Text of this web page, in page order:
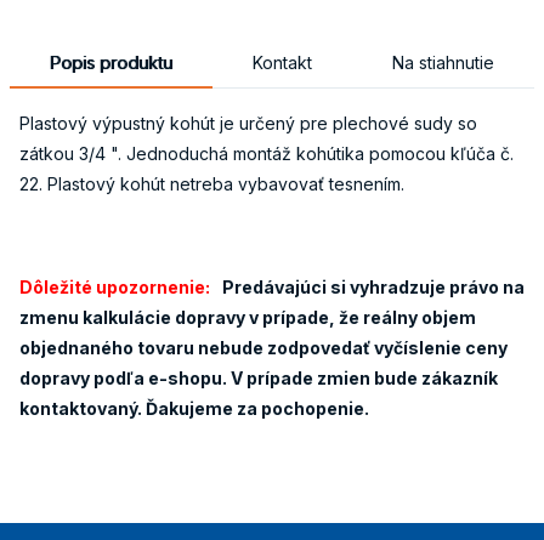
Popis produktu Kontakt Na stiahnutie
Plastový výpustný kohút je určený pre plechové sudy so
zátkou 3/4 ". Jednoduchá montáž kohútika pomocou kľúča č.
22. Plastový kohút netreba vybavovať tesnením.
Dôležité upozornenie:
Predávajúci si vyhradzuje právo na
zmenu kalkulácie dopravy v prípade, že reálny objem
objednaného tovaru nebude zodpovedať vyčíslenie ceny
dopravy podľa e-shopu. V prípade zmien bude zákazník
kontaktovaný. Ďakujeme za pochopenie.